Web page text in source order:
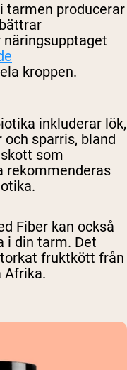
tarmen producerar
kroppen.
inkluderar lök,
sparris, bland
som
rekommenderas
Fiber kan också
i din tarm. Det
fruktkött från
Afrika.